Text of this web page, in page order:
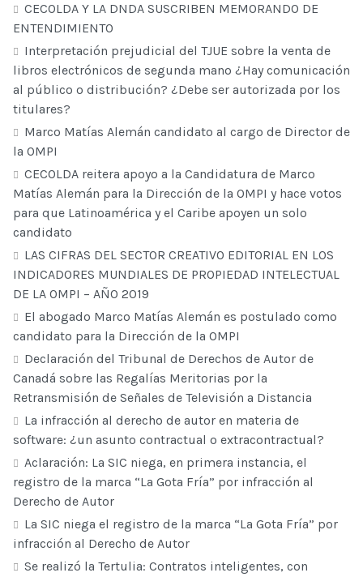
CECOLDA Y LA DNDA SUSCRIBEN MEMORANDO DE
ENTENDIMIENTO
Interpretación prejudicial del TJUE sobre la venta de
libros electrónicos de segunda mano ¿Hay comunicación
al público o distribución? ¿Debe ser autorizada por los
titulares?
Marco Matías Alemán candidato al cargo de Director de
la OMPI
CECOLDA reitera apoyo a la Candidatura de Marco
Matías Alemán para la Dirección de la OMPI y hace votos
para que Latinoamérica y el Caribe apoyen un solo
candidato
LAS CIFRAS DEL SECTOR CREATIVO EDITORIAL EN LOS
INDICADORES MUNDIALES DE PROPIEDAD INTELECTUAL
DE LA OMPI – AÑO 2019
El abogado Marco Matías Alemán es postulado como
candidato para la Dirección de la OMPI
Declaración del Tribunal de Derechos de Autor de
Canadá sobre las Regalías Meritorias por la
Retransmisión de Señales de Televisión a Distancia
La infracción al derecho de autor en materia de
software: ¿un asunto contractual o extracontractual?
Aclaración: La SIC niega, en primera instancia, el
registro de la marca “La Gota Fría” por infracción al
Derecho de Autor
La SIC niega el registro de la marca “La Gota Fría” por
infracción al Derecho de Autor
Se realizó la Tertulia: Contratos inteligentes, con